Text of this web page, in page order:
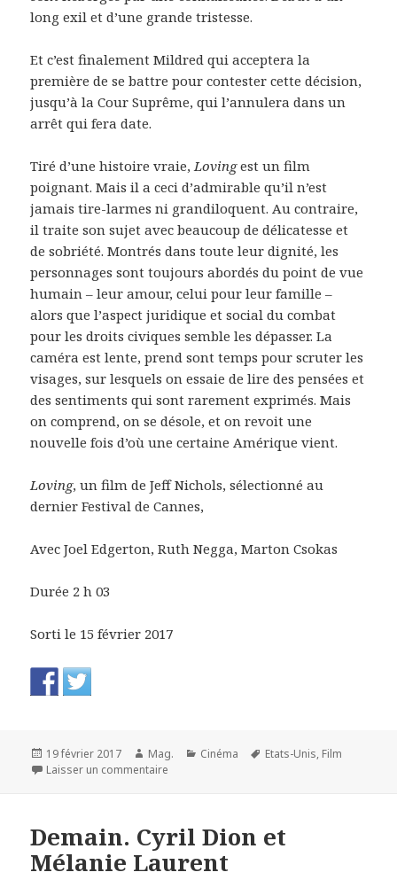
long exil et d’une grande tristesse.
Et c’est finalement Mildred qui acceptera la
première de se battre pour contester cette décision,
jusqu’à la Cour Suprême, qui l’annulera dans un
arrêt qui fera date.
Tiré d’une histoire vraie, Lovingest un film
poignant. Mais il a ceci d’admirable qu’il n’est
jamais tire-larmes ni grandiloquent. Au contraire,
il traite son sujet avec beaucoup de délicatesse et
de sobriété. Montrés dans toute leur dignité, les
personnages sont toujours abordés du point de vue
humain – leur amour, celui pour leur famille –
alors que l’aspect juridique et social du combat
pour les droits civiques semble les dépasser. La
caméra est lente, prend sont temps pour scruter les
visages, sur lesquels on essaie de lire des pensées et
des sentiments qui sont rarement exprimés. Mais
on comprend, on se désole, et on revoit une
nouvelle fois d’où une certaine Amérique vient.
Loving, un film de Jeff Nichols, sélectionné au
dernier Festival de Cannes,
Avec Joel Edgerton, Ruth Negga, Marton Csokas
Durée 2 h 03
Sorti le 15 février 2017
Publié
le
19 février 2017 Auteur
Mag. Catégories
Cinéma
Mots-
Etats-Unis, Film
Laisser un commentaire
Demain. Cyril Dion et
Mélanie Laurent